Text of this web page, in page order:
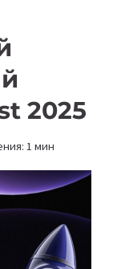
2025
1 мин